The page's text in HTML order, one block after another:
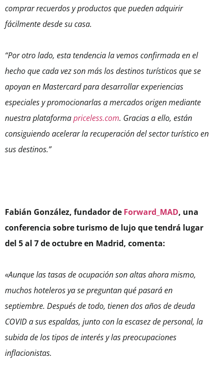
comprar recuerdos y productos que pueden adquirir
fácilmente desde su casa.
“Por otro lado, esta tendencia la vemos confirmada en el
hecho que cada vez son más los destinos turísticos que se
apoyan en Mastercard para desarrollar experiencias
especiales y promocionarlas a mercados origen mediante
nuestra plataformapriceless.com. Gracias a ello, están
consiguiendo acelerar la recuperación del sector turístico en
sus destinos.”
Fabián González, fundador de Forward_MAD, una
conferencia sobre turismo de lujo que tendrá lugar
del 5 al 7 de octubre en Madrid, comenta:
«Aunque las tasas de ocupación son altas ahora mismo,
muchos hoteleros ya se preguntan qué pasará en
septiembre. Después de todo, tienen dos años de deuda
COVID a sus espaldas, junto con la escasez de personal, la
subida de los tipos de interés y las preocupaciones
inflacionistas.